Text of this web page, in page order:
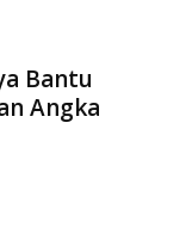
Bantu
Angka